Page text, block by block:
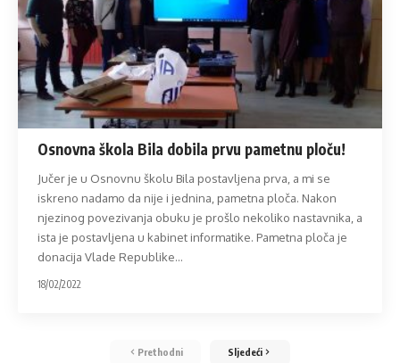
Osnovna škola Bila dobila prvu pametnu ploču!
Jučer je u Osnovnu školu Bila postavljena prva, a mi se
iskreno nadamo da nije i jednina, pametna ploča. Nakon
njezinog povezivanja obuku je prošlo nekoliko nastavnika, a
ista je postavljena u kabinet informatike. Pametna ploča je
donacija Vlade Republike…
18/02/2022
Prethodni Sljedeći